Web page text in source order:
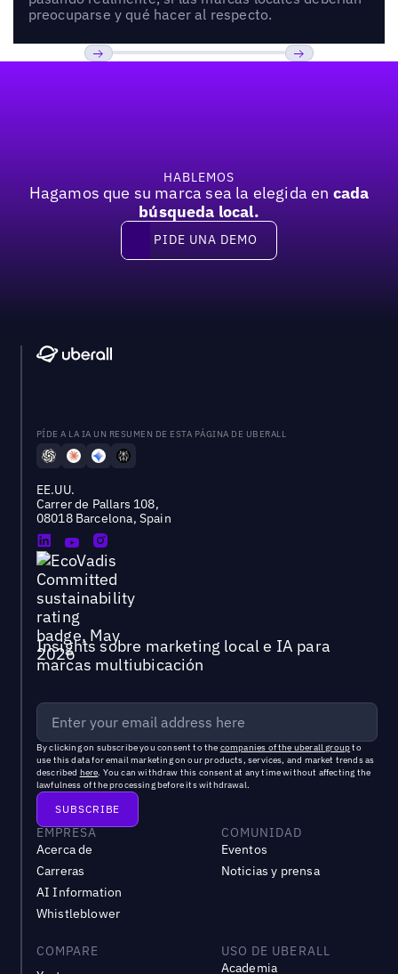
preocuparse y qué hacer al respecto.
HABLEMOS
Hagamos que su marca sea la elegida en cada
búsqueda local.
Pide una demo
PIDE UNA DEMO
PÍDE A LA IA UN RESUMEN DE ESTA PÁGINA DE UBERALL
EE.UU.
Carrer de Pallars 108,
08018 Barcelona, Spain
Insights sobre marketing local e IA para
marcas multiubicación
By clicking on subscribe you consent to the companies of the uberall groupto
use this data for email marketing on our products, services, and market trends as
described here. You can withdraw this consent at any time without affecting the
lawfulness of the processing before its withdrawal.
EMPRESA
Acerca de
Carreras
AI Information
Whistleblower
COMUNIDAD
Eventos
Noticias y prensa
COMPARE
USO DE UBERALL
Academia